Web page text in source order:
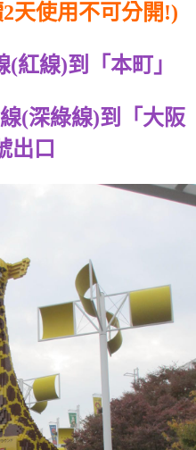
天使用不可分開!)
紅線)到「本町」
(深綠線)到「大阪
出口